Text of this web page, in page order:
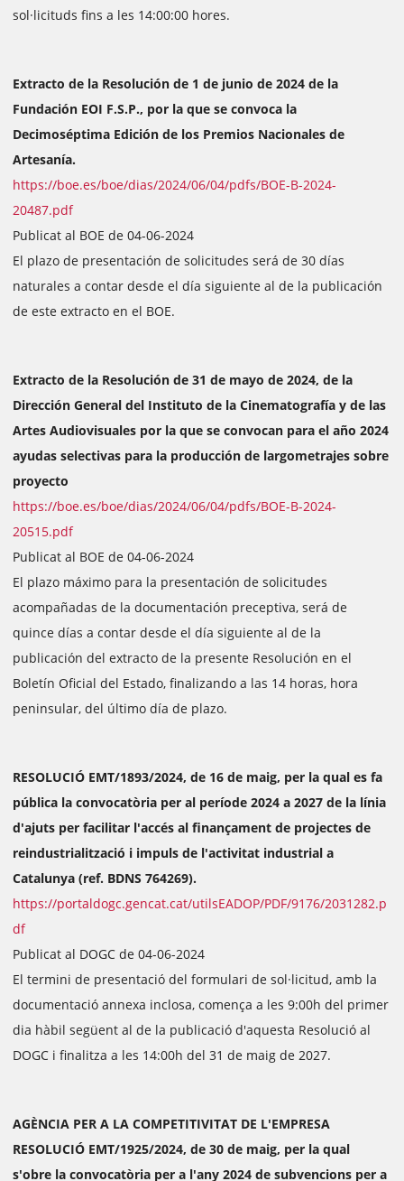
sol·licituds fins a les 14:00:00 hores.
Extracto de la Resolución de 1 de junio de 2024 de la
Fundación EOI F.S.P., por la que se convoca la
Decimoséptima Edición de los Premios Nacionales de
Artesanía.
https://boe.es/boe/dias/2024/06/04/pdfs/BOE-B-2024-
20487.pdf
Publicat al BOE de 04-06-2024
El plazo de presentación de solicitudes será de 30 días
naturales a contar desde el día siguiente al de la publicación
de este extracto en el BOE.
Extracto de la Resolución de 31 de mayo de 2024, de la
Dirección General del Instituto de la Cinematografía y de las
Artes Audiovisuales por la que se convocan para el año 2024
ayudas selectivas para la producción de largometrajes sobre
proyecto
https://boe.es/boe/dias/2024/06/04/pdfs/BOE-B-2024-
20515.pdf
Publicat al BOE de 04-06-2024
El plazo máximo para la presentación de solicitudes
acompañadas de la documentación preceptiva, será de
quince días a contar desde el día siguiente al de la
publicación del extracto de la presente Resolución en el
Boletín Oficial del Estado, finalizando a las 14 horas, hora
peninsular, del último día de plazo.
RESOLUCIÓ EMT/1893/2024, de 16 de maig, per la qual es fa
pública la convocatòria per al període 2024 a 2027 de la línia
d'ajuts per facilitar l'accés al finançament de projectes de
reindustrialització i impuls de l'activitat industrial a
Catalunya (ref. BDNS 764269).
https://portaldogc.gencat.cat/utilsEADOP/PDF/9176/2031282.p
df
Publicat al DOGC de 04-06-2024
El termini de presentació del formulari de sol·licitud, amb la
documentació annexa inclosa, comença a les 9:00h del primer
dia hàbil següent al de la publicació d'aquesta Resolució al
DOGC i finalitza a les 14:00h del 31 de maig de 2027.
AGÈNCIA PER A LA COMPETITIVITAT DE L'EMPRESA
RESOLUCIÓ EMT/1925/2024, de 30 de maig, per la qual
s'obre la convocatòria per a l'any 2024 de subvencions per a